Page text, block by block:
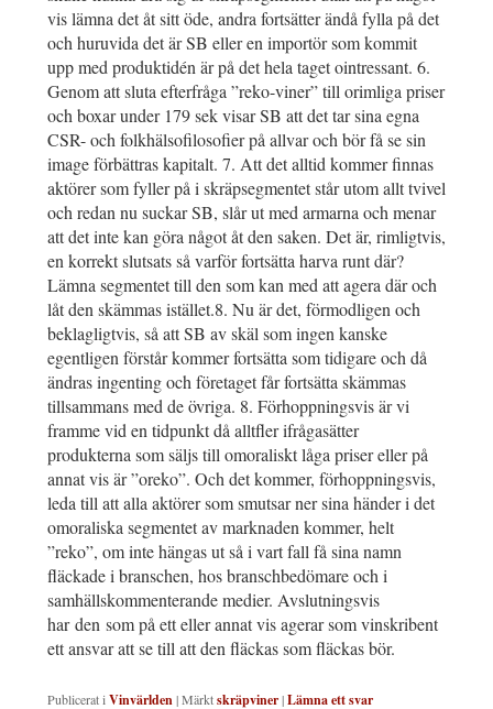
vis lämna det åt sitt öde, andra fortsätter ändå fylla på det
och huruvida det är SB eller en importör som kommit
upp med produktidén är på det hela taget ointressant. 6.
Genom att sluta efterfråga ”reko-viner” till orimliga priser
och boxar under 179 sek visar SB att det tar sina egna
CSR- och folkhälsofilosofier på allvar och bör få se sin
image förbättras kapitalt. 7. Att det alltid kommer finnas
aktörer som fyller på i skräpsegmentet står utom allt tvivel
och redan nu suckar SB, slår ut med armarna och menar
att det inte kan göra något åt den saken. Det är, rimligtvis,
en korrekt slutsats så varför fortsätta harva runt där?
Lämna segmentet till den som kan med att agera där och
låt den skämmas istället.8. Nu är det, förmodligen och
beklagligtvis, så att SB av skäl som ingen kanske
egentligen förstår kommer fortsätta som tidigare och då
ändras ingenting och företaget får fortsätta skämmas
tillsammans med de övriga. 8. Förhoppningsvis är vi
framme vid en tidpunkt då alltfler ifrågasätter
produkterna som säljs till omoraliskt låga priser eller på
annat vis är ”oreko”. Och det kommer, förhoppningsvis,
leda till att alla aktörer som smutsar ner sina händer i det
omoraliska segmentet av marknaden kommer, helt
”reko”, om inte hängas ut så i vart fall få sina namn
fläckade i branschen, hos branschbedömare och i
samhällskommenterande medier. Avslutningsvis
har den som på ett eller annat vis agerar som vinskribent
ett ansvar att se till att den fläckas som fläckas bör.
Publicerat i Vinvärlden|Märktskräpviner|Lämna ett svar